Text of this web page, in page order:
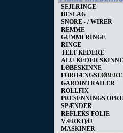
SEJLRINGE
BESLAG
SNORE - / WIRER
REMME
GUMMI RINGE
RINGE
TELT KEDERE
ALU-KEDER
LØBESKINNE
FORHÆNGSLØBERE
GARDINTRAILER
ROLLFIX
PRESENNINGS
SPÆNDER
REFLEKS FOLIE
VÆRKTØJ
MASKINER